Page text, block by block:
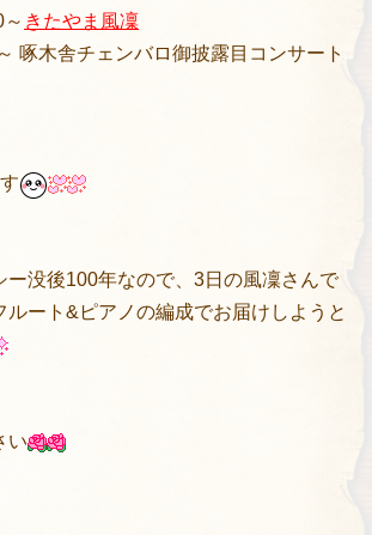
きたやま風凜
啄木舎チェンバロ御披露目コンサート
ー没後100年なので、3日の風凜さんで
ルート&ピアノの編成でお届けしようと
い